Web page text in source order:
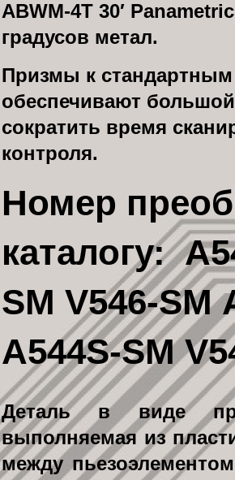
ABWM-4T 30′
градусов метал.
Призмы к
обеспечивают
сократить время
контроля.
Номер
каталогу:
SM V546-SM
A544S-SM
Деталь в виде
выполняемая из
между